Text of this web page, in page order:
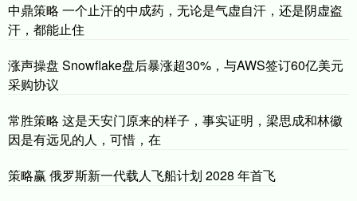
中鼎策略 一个止汗的中成药，无论是气虚自汗，还是阴虚盗
汗，都能止住
涨声操盘 Snowflake盘后暴涨超30%，与AWS签订60亿美元
采购协议
常胜策略 这是天安门原来的样子，事实证明，梁思成和林徽
因是有远见的人，可惜，在
策略赢 俄罗斯新一代载人飞船计划 2028 年首飞